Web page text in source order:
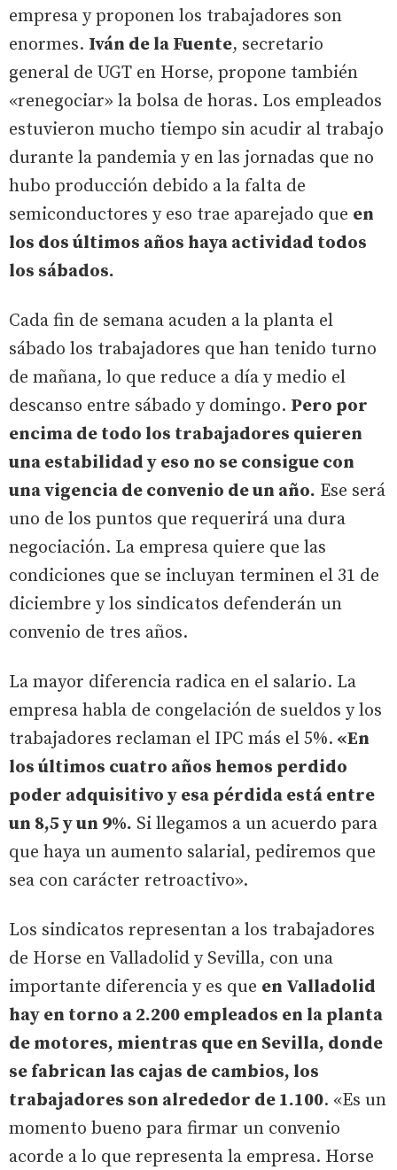
empresa y proponen los trabajadores son
enormes. Iván de la Fuente, secretario
general de UGT en Horse, propone también
«renegociar» la bolsa de horas. Los empleados
estuvieron mucho tiempo sin acudir al trabajo
durante la pandemia y en las jornadas que no
hubo producción debido a la falta de
semiconductores y eso trae aparejado que en
los dos últimos años haya actividad todos
los sábados.
Cada fin de semana acuden a la planta el
sábado los trabajadores que han tenido turno
de mañana, lo que reduce a día y medio el
descanso entre sábado y domingo. Pero por
encima de todo los trabajadores quieren
una estabilidad y eso no se consigue con
una vigencia de convenio de un año. Ese será
uno de los puntos que requerirá una dura
negociación. La empresa quiere que las
condiciones que se incluyan terminen el 31 de
diciembre y los sindicatos defenderán un
convenio de tres años.
La mayor diferencia radica en el salario. La
empresa habla de congelación de sueldos y los
trabajadores reclaman el IPC más el 5%. «En
los últimos cuatro años hemos perdido
poder adquisitivo y esa pérdida está entre
un 8,5 y un 9%. Si llegamos a un acuerdo para
que haya un aumento salarial, pediremos que
sea con carácter retroactivo».
Los sindicatos representan a los trabajadores
de Horse en Valladolid y Sevilla, con una
importante diferencia y es que en Valladolid
hay en torno a 2.200 empleados en la planta
de motores, mientras que en Sevilla, donde
se fabrican las cajas de cambios, los
trabajadores son alrededor de 1.100. «Es un
momento bueno para firmar un convenio
acorde a lo que representa la empresa. Horse